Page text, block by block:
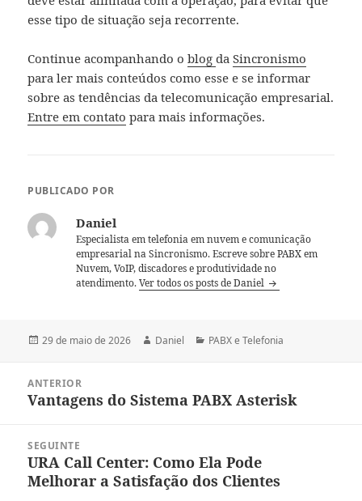
esse tipo de situação seja recorrente.
Continue acompanhando oblogdaSincronismo
para ler mais conteúdos como esse e se informar
sobre as tendências da telecomunicação empresarial.
Entre em contato para mais informações.
PUBLICADO POR
Daniel
Especialista em telefonia em nuvem e comunicação
empresarial na Sincronismo. Escreve sobre PABX em
Nuvem, VoIP, discadores e produtividade no
atendimento.Ver todos os posts de Daniel
Publicado
29 de maio de 2026 Autor
Daniel Categorias
PABX e Telefonia
ANTERIOR
Post
Vantagens do Sistema PABX Asterisk
SEGUINTE
Próximo
post:
URA Call Center: Como Ela Pode
Melhorar a Satisfação dos Clientes